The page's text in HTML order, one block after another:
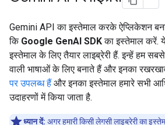
Gemini API का इस्तेमाल करके ऐप्लिकेशन
कि Google GenAI SDKका इस्तेमाल करें.
इस्तेमाल के लिए तैयार लाइब्रेरी हैं. इन्हें हम
वाली भाषाओं के लिए बनाते हैं और इनका
पर उपलब्ध हैंऔर इनका इस्तेमाल हमारे सभी
उदाहरणों में किया जाता है.
ध्यान दें: अगर हमारी किसी लेगसी लाइब्रेरी का